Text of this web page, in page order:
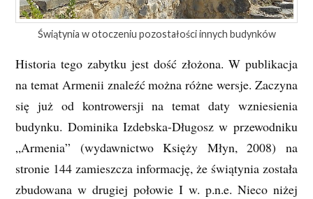
Świątynia w otoczeniu pozostałości innych budynków
Historia tego zabytku jest dość złożona. W publikacja
na temat Armenii znaleźć można różne wersje. Zaczyna
się już od kontrowersji na temat daty wzniesienia
budynku. Dominika Izdebska-Długosz w przewodniku
„Armenia” (wydawnictwo Księży Młyn, 2008) na
stronie 144 zamieszcza informację, że świątynia została
zbudowana w drugiej połowie I w. p.n.e. Nieco niżej